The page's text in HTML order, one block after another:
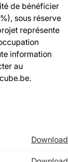
de bénéficier
sous réserve
représente
information
au
Download